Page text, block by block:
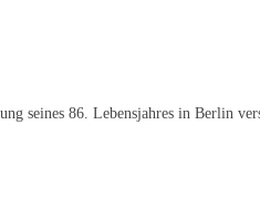
seines 86. Lebensjahres in Berlin